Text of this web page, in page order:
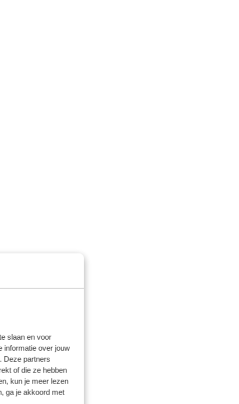
slaan en voor
informatie over jouw
Deze partners
of die ze hebben
kun je meer lezen
ga je akkoord met